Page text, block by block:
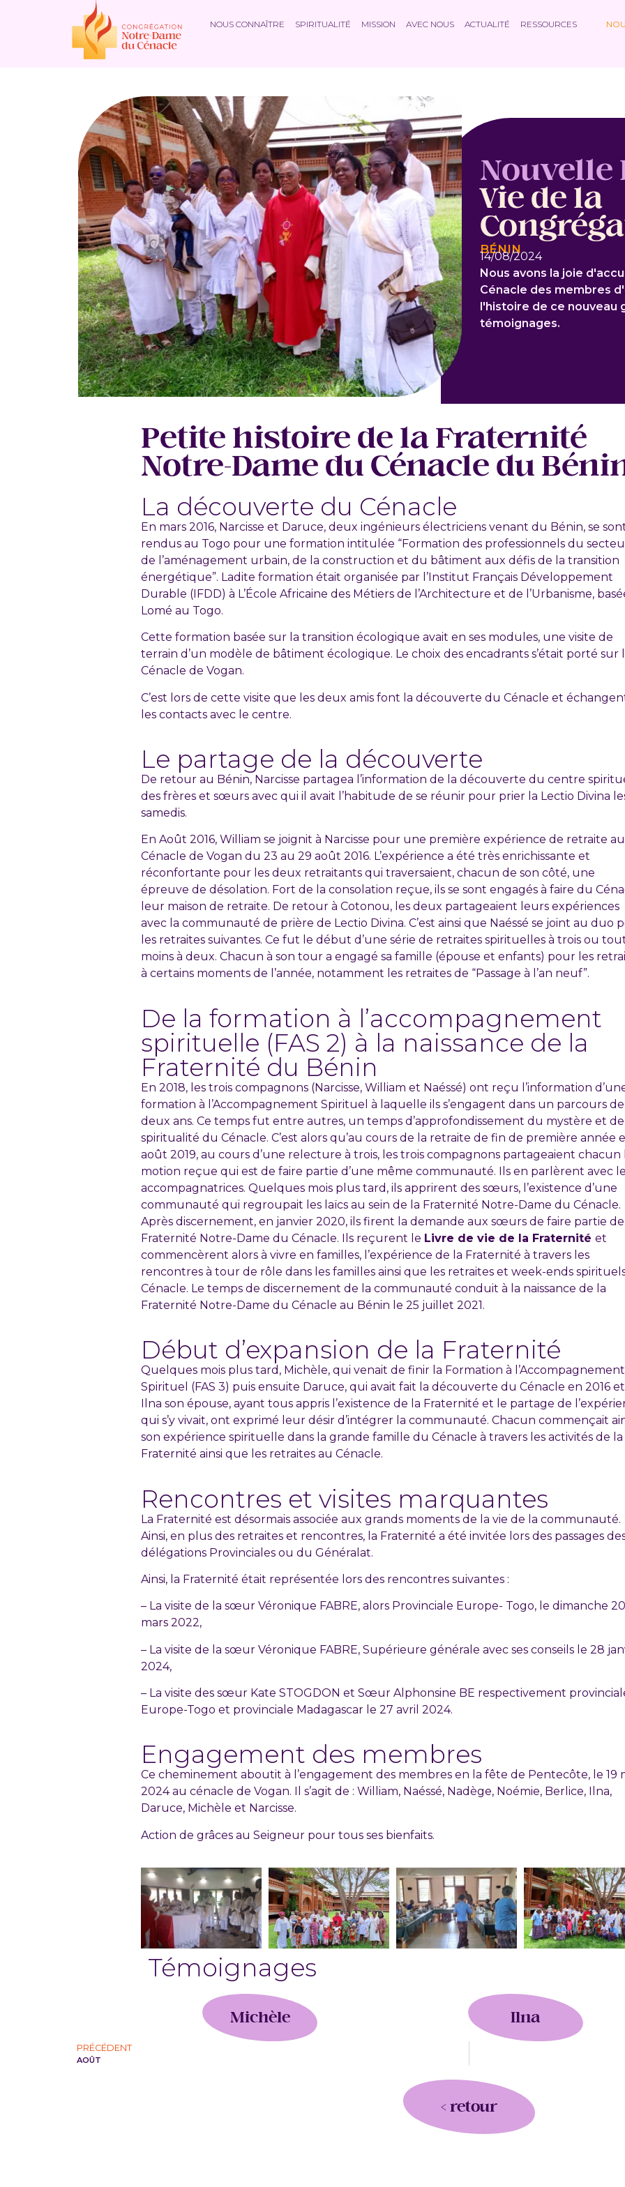
NOUS CONNAÎTRE SPIRITUALITÉ MISSION AVEC NOUS ACTUALITÉ RESSOURCES
Vie de la
BÉNIN
14/08/2024
Nous avons la joie
Cénacle des membres
l'histoire de ce nouveau
témoignages.
Petite histoire de la Fraternité
Notre-Dame du Cénacle du
La découverte du Cénacle
En mars 2016, Narcisse et Daruce, deux ingénieurs électriciens venant du Bénin, se
rendus au Togo pour une formation intitulée “Formation des professionnels du
de l’aménagement urbain, de la construction et du bâtiment aux défis de la transition
énergétique”. Ladite formation était organisée par l’Institut Français Développement
Durable (IFDD) à L’École Africaine des Métiers de l’Architecture et de l’Urbanisme,
Lomé au Togo.
Cette formation basée sur la transition écologique avait en ses modules, une visite de
terrain d’un modèle de bâtiment écologique. Le choix des encadrants s’était porté sur
Cénacle de Vogan.
C’est lors de cette visite que les deux amis font la découverte du Cénacle et
les contacts avec le centre.
Le partage de la découverte
De retour au Bénin, Narcisse partagea l’information de la découverte du centre
des frères et sœurs avec qui il avait l’habitude de se réunir pour prier la Lectio Divina
samedis.
En Août 2016, William se joignit à Narcisse pour une première expérience de retraite au
Cénacle de Vogan du 23 au 29 août 2016. L’expérience a été très enrichissante et
réconfortante pour les deux retraitants qui traversaient, chacun de son côté, une
épreuve de désolation. Fort de la consolation reçue, ils se sont engagés à faire du
leur maison de retraite. De retour à Cotonou, les deux partageaient leurs expériences
avec la communauté de prière de Lectio Divina. C’est ainsi que Naéssé se joint au duo
les retraites suivantes. Ce fut le début d’une série de retraites spirituelles à trois ou
moins à deux. Chacun à son tour a engagé sa famille (épouse et enfants) pour les
à certains moments de l’année, notamment les retraites de “Passage à l’an neuf”.
De la formation à l’accompagnement
spirituelle (FAS 2) à la naissance de la
Fraternité du Bénin
En 2018, les trois compagnons (Narcisse, William et Naéssé) ont reçu l’information
formation à l’Accompagnement Spirituel à laquelle ils s’engagent dans un parcours de
deux ans. Ce temps fut entre autres, un temps d’approfondissement du mystère et
spiritualité du Cénacle. C’est alors qu’au cours de la retraite de fin de première année
août 2019, au cours d’une relecture à trois, les trois compagnons partageaient chacun
motion reçue qui est de faire partie d’une même communauté. Ils en parlèrent avec
accompagnatrices. Quelques mois plus tard, ils apprirent des sœurs, l’existence d’une
communauté qui regroupait les laïcs au sein de la Fraternité Notre-Dame du Cénacle.
Après discernement, en janvier 2020, ils firent la demande aux sœurs de faire partie
Fraternité Notre-Dame du Cénacle. Ils reçurent le Livre de vie de la Fraternité et
commencèrent alors à vivre en familles, l’expérience de la Fraternité à travers les
rencontres à tour de rôle dans les familles ainsi que les retraites et week-ends
Cénacle. Le temps de discernement de la communauté conduit à la naissance de la
Fraternité Notre-Dame du Cénacle au Bénin le 25 juillet 2021.
Début d’expansion de la Fraternité
Quelques mois plus tard, Michèle, qui venait de finir la Formation à l’Accompagnement
Spirituel (FAS 3) puis ensuite Daruce, qui avait fait la découverte du Cénacle en 2016 et
Ilna son épouse, ayant tous appris l’existence de la Fraternité et le partage de
qui s’y vivait, ont exprimé leur désir d’intégrer la communauté. Chacun commençait
son expérience spirituelle dans la grande famille du Cénacle à travers les activités de la
Fraternité ainsi que les retraites au Cénacle.
Rencontres et visites marquantes
La Fraternité est désormais associée aux grands moments de la vie de la communauté.
Ainsi, en plus des retraites et rencontres, la Fraternité a été invitée lors des passages
délégations Provinciales ou du Généralat.
Ainsi, la Fraternité était représentée lors des rencontres suivantes :
– La visite de la sœur Véronique FABRE, alors Provinciale Europe- Togo, le dimanche 20
mars 2022,
– La visite de la sœur Véronique FABRE, Supérieure générale avec ses conseils le 28
2024,
– La visite des sœur Kate STOGDON et Sœur Alphonsine BE respectivement
Europe-Togo et provinciale Madagascar le 27 avril 2024.
Engagement des membres
Ce cheminement aboutit à l’engagement des membres en la fête de Pentecôte, le 19
2024 au cénacle de Vogan. Il s’agit de : William, Naéssé, Nadège, Noémie, Berlice, Ilna,
Daruce, Michèle et Narcisse.
Action de grâces au Seigneur pour tous ses bienfaits.
Témoignages
Michèle Ilna
PRÉCÉDENT
AOÛT
< retour